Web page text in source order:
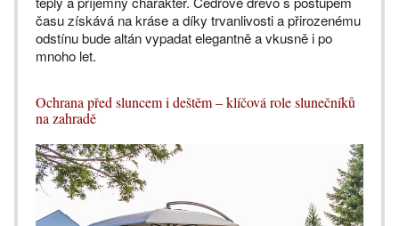
času získává na kráse a díky trvanlivosti a přirozenému
odstínu bude altán vypadat elegantně a vkusně i po
mnoho let.
Ochrana před sluncem i deštěm – klíčová role slunečníků
na zahradě